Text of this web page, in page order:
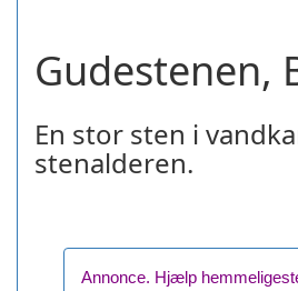
Gudestenen,
En stor sten i
stenalderen.
Annonce. Hjælp